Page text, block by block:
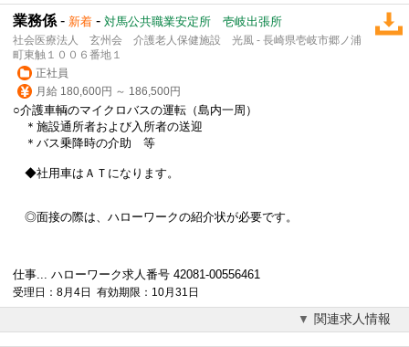
業務係 - 新着 - 対馬公共職業安定所 壱岐出張所
社会医療法人 玄州会 介護老人保健施設 光風 - 長崎県壱岐市郷ノ浦
町東触１００６番地１
正社員
月給 180,600円 ～ 186,500円
○介護車輌のマイクロバスの運転（島内一周）
＊施設通所者および入所者の送迎
＊バス乗降時の介助 等
◆社用車はＡＴになります。
◎面接の際は、ハローワークの紹介状が必要です。
仕事... ハローワーク求人番号 42081-00556461
受理日：8月4日 有効期限：10月31日
関連求人情報